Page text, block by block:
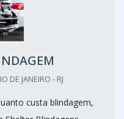
DE JANEIRO - RJ
custa blindagem,